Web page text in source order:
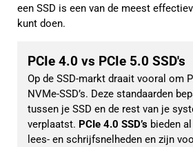
een SSD is een van de meest
kunt doen.
PCIe 4.0 vs PCIe 5.0 SSD's
Op de SSD-markt draait vooral om
NVMe-SSD’s. Deze standaarden
tussen je SSD en de rest van je
verplaatst. PCIe 4.0 SSD’s bieden
lees- en schrijfsnelheden en zijn